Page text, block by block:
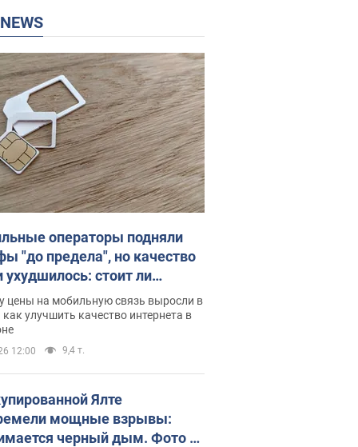
NEWS
операторы подняли
"до предела", но качество
ухудшилось: стоит ли
на цены
цены на мобильную связь выросли в
улучшить качество интернета в
12:00 9,4 т.
Ялте
мощные взрывы:
черный дым. Фото и